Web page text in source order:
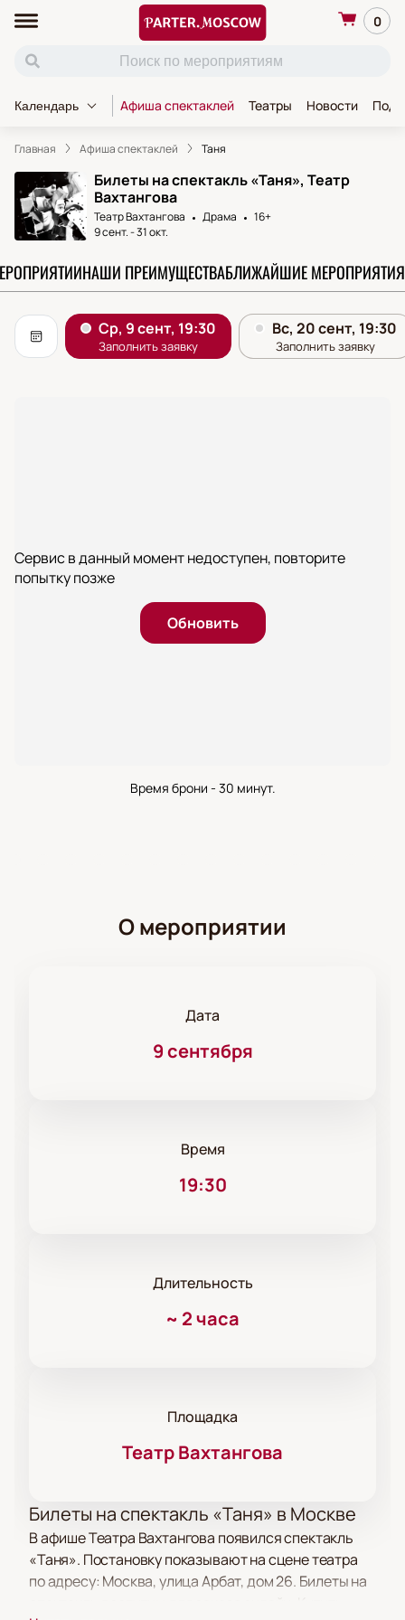
0
Календарь Афиша спектаклей Театры Новости
Главная Афиша спектаклей Таня
Билеты на спектакль «Таня», Театр
Вахтангова
Театр Вахтангова Драма
16+
9 сент.-31 окт.
НАШИ ПРЕИМУЩЕСТВАБЛИЖАЙШИЕ МЕРОПРИЯТИЯ
Сервис в данный момент недоступен, повторите
попытку позже
Обновить
Время брони - 30 минут.
О мероприятии
Дата
9 сентября
Время
19:30
Длительность
~ 2 часа
Площадка
Театр Вахтангова
Билеты на спектакль «Таня» в Москве
В афише Театра Вахтангова появился спектакль
«Таня». Постановку показывают на сцене театра
по адресу: Москва, улица Арбат, дом 26. Билеты на